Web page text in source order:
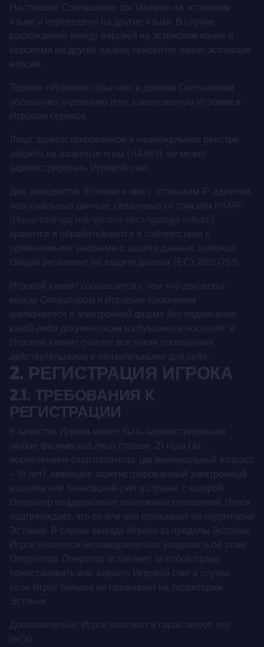
Настоящее Соглашение составлено на эстонском
языке и переведено на другие языки. В случае
расхождений между версией на эстонском языке и
версиями на других языках приоритет имеет эстонская
версия.
Термин «Игровое событие» в данном Соглашении
обозначает отдельную игру, совершенную Игроком в
Игровом сервисе.
Лицо, зарегистрированное в национальном реестре
запрета на азартные игры (HAMPI), не может
зарегистрировать Игровой счет.
Для резидентов Эстонии и лиц с эстонским IP-адресом
персональные данные, связанные со списком HAMPI
(Hasartmängu mängimise piirangutega isikute),
хранятся и обрабатываются в соответствии с
применимыми законами о защите данных, включая
Общий регламент по защите данных (ЕС) 2016/769.
Игровой клиент соглашается с тем, что договоры
между Оператором и Игровым заказчиком
заключаются в электронной форме без подписания
какой-либо документации на бумажном носителе, и
Игровой клиент считает все такие соглашения
действительными и обязательными для себя.
2. РЕГИСТРАЦИЯ ИГРОКА
2.1. ТРЕБОВАНИЯ К
РЕГИСТРАЦИИ
В качестве Игрока может быть зарегистрировано
любое физическое лицо старше 21 года (за
исключением спортпрогноза, где минимальный возраст
– 18 лет), имеющее зарегистрированный электронный
кошелек или банковский счет в стране, с которой
Оператор поддерживает платежные отношения. Игрок
подтверждает, что он или она проживает на территории
Эстонии. В случае выезда Игрока за пределы Эстонии,
Игрок обязуется незамедлительно уведомить об этом
Оператора. Оператор оставляет за собой право
приостановить или закрыть Игровой счет в случае,
если Игрок больше не проживает на территории
Эстонии.
Дополнительно, Игрок заявляет и гарантирует, что
он(а):